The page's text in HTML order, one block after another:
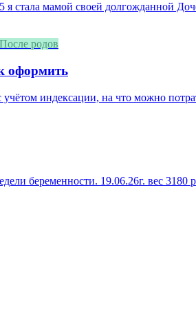
я стала мамой своей долгожданной
После родов
оформить
индексации, на что можно
беременности. 19.06.26г. вес 3180